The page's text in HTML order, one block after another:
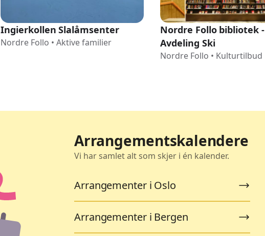
Ingierkollen Slalåmsenter
Nordre Follo • Aktive familier
Nordre Follo bibliotek -
Avdeling Ski
Nordre Follo • Kulturtilbud
Arrangementskalendere
Vi har samlet alt som skjer i én kalender.
Arrangementer i Oslo
Arrangementer i Bergen